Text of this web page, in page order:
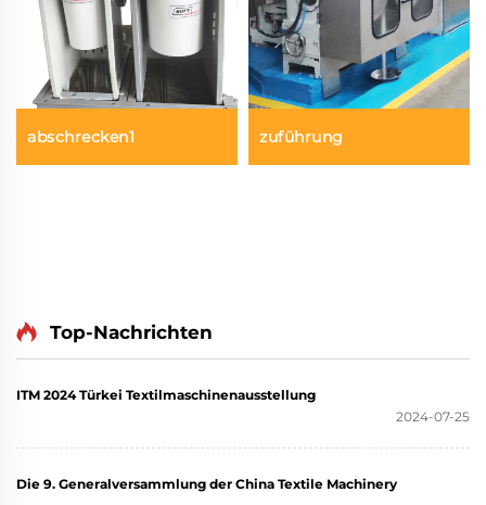
abschrecken1 zuführung
Top-Nachrichten
ITM 2024 Türkei Textilmaschinenausstellung
2024-07-25
Die 9. Generalversammlung der China Textile Machinery